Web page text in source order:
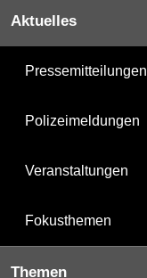
Aktuelles
Pressemitteilungen
Polizeimeldungen
Veranstaltungen
Fokusthemen
Themen